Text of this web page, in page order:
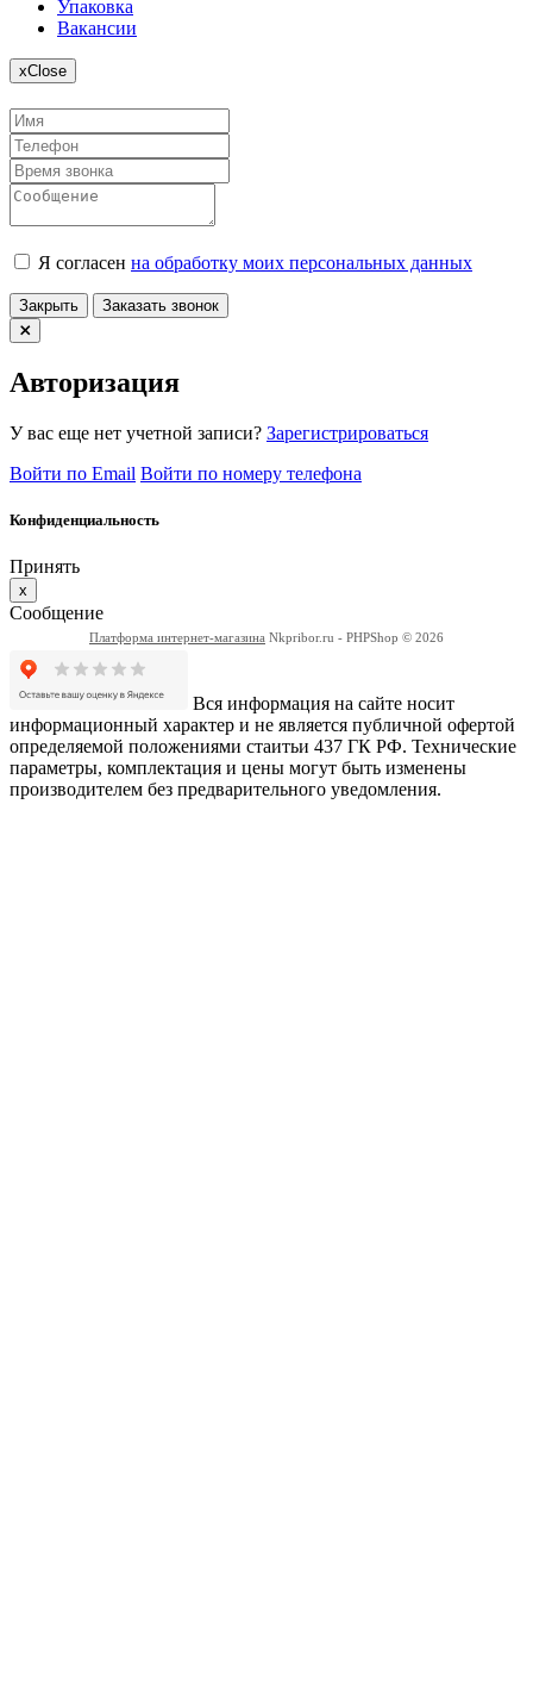
Упаковка
Вакансии
xClose
Я согласен на обработку моих персональных данных
Закрыть Заказать звонок
Авторизация
У вас еще нет учетной записи? Зарегистрироваться
Войти по Email Войти по номеру телефона
Конфиденциальность
Принять
x
Сообщение
Платформа интернет-магазина Nkpribor.ru - PHPShop © 2026
Вся информация на сайте носит
информационный характер и не является публичной офертой
определяемой положениями стаитьи 437 ГК РФ. Технические
параметры, комплектация и цены могут быть изменены
производителем без предварительного уведомления.